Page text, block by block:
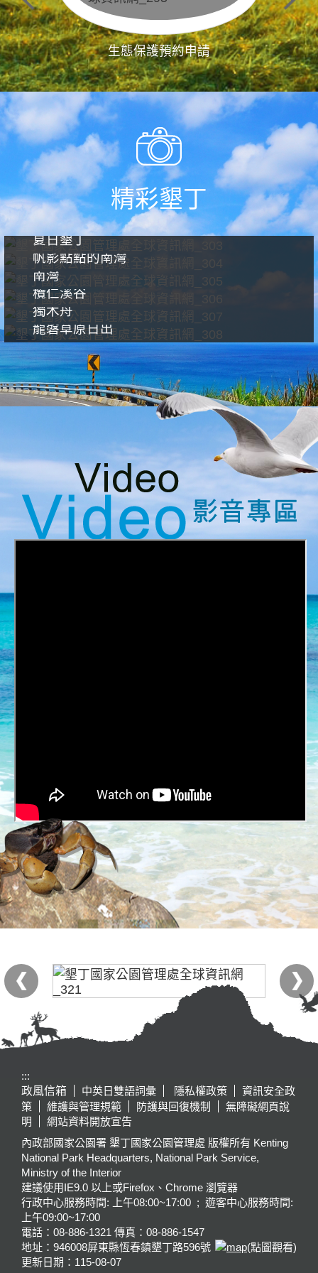
生態保護預約申請
精彩墾丁
夏日墾丁
帆影點點的南灣
南灣
欖仁溪谷
獨木舟
龍磐草原日出
:::
政風信箱
中英日雙語詞彙 隱私權政策
資訊安全政
策
維護與管理規範 防護與回復機制
無障礙網頁說
明
網站資料開放宣告
內政部國家公園署 墾丁國家公園管理處 版權所有 Kenting
National Park Headquarters, National Park Service,
Ministry of the Interior
建議使用IE9.0 以上或Firefox、Chrome 瀏覽器
行政中心服務時間: 上午08:00~17:00 ; 遊客中心服務時間:
上午09:00~17:00
電話：08-886-1321 傳真：08-886-1547
地址：946008屏東縣恆春鎮墾丁路596號
(點圖觀看)
更新日期： 115-08-07